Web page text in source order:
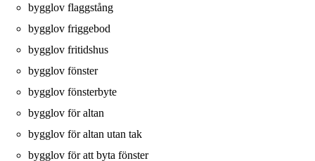
bygglov flaggstång
bygglov friggebod
bygglov fritidshus
bygglov fönster
bygglov fönsterbyte
bygglov för altan
bygglov för altan utan tak
bygglov för att byta fönster